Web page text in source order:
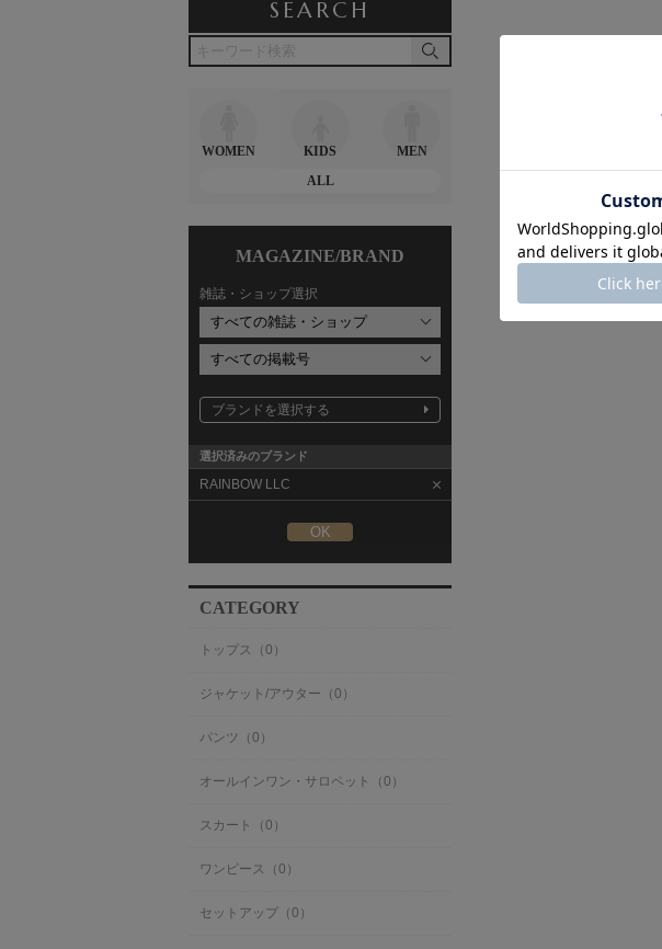
SEARCH
WOMEN KIDS
MEN
ALL
MAGAZINE/BRAND
雑誌・ショップ選択
ブランドを選択する
選択済みのブランド
RAINBOW LLC
CATEGORY
トップス（0）
ジャケット/アウター（0）
パンツ（0）
オールインワン・サロペット（0）
スカート（0）
ワンピース（0）
セットアップ（0）